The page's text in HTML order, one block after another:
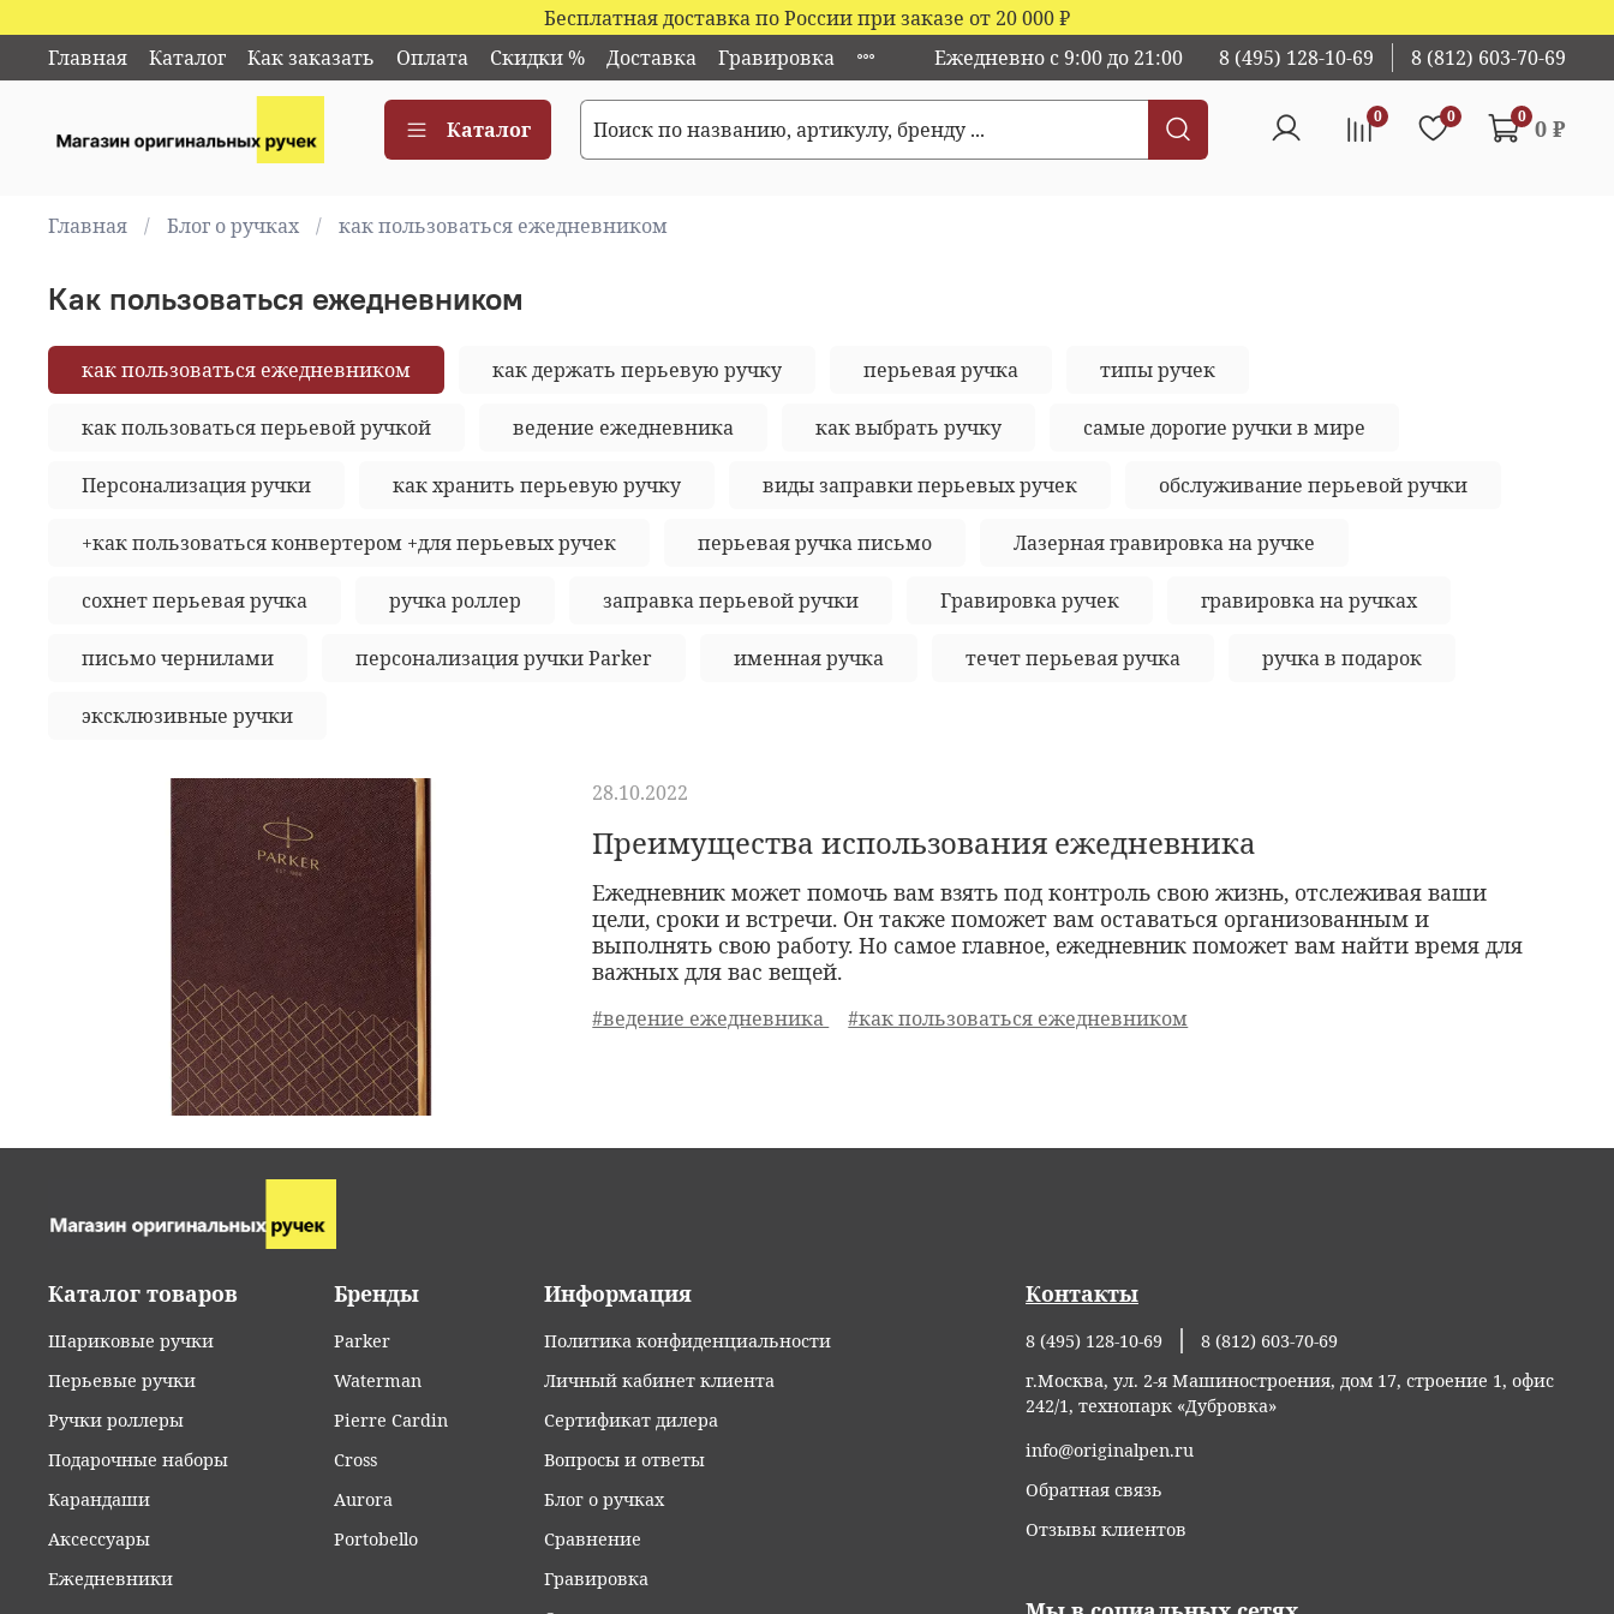
Бесплатная доставка по России при заказе от 20 000₽
Главная
Каталог Как заказать Оплата Скидки % Доставка Гравировка Ежедневно с 9:00 до 21:00 8 (495) 128-10-69 8 (812) 603-70-69
Каталог
0 0 0 0 ₽
Главная Блог о ручках как пользоваться ежедневником
как пользоваться ежедневником
как пользоваться ежедневником как держать перьевую ручку перьевая ручка типы ручек
как пользоваться перьевой ручкой ведение ежедневника как выбрать ручку самые дорогие ручки в мире
Персонализация ручки как хранить перьевую ручку виды заправки перьевых ручек обслуживание перьевой ручки
+как пользоваться конвертером +для перьевых ручек перьевая ручка письмо Лазерная гравировка на ручке
сохнет перьевая ручка ручка роллер заправка перьевой ручки Гравировка ручек гравировка на ручках
письмо чернилами персонализация ручки Parker именная ручка течет перьевая ручка ручка в подарок
эксклюзивные ручки
Преимущества использования ежедневника
Ежедневник может помочь вам взять под контроль свою жизнь, отслеживая ваши
цели, сроки и встречи. Он также поможет вам оставаться организованным и
выполнять свою работу. Но самое главное, ежедневник поможет вам найти время для
важных для вас вещей.
28.10.2022
#ведение ежедневника #как пользоваться ежедневником
Каталог товаров
Шариковые ручки
Перьевые ручки
Ручки роллеры
Подарочные наборы
Карандаши
Аксессуары
Ежедневники
Бренды
Parker
Waterman
Pierre Cardin
Cross
Aurora
Portobello
Информация
Политика конфиденциальности
Личный кабинет клиента
Сертификат дилера
Вопросы и ответы
Блог о ручках
Сравнение
Гравировка
Контакты
8 (495) 128-10-69
8 (812) 603-70-69
г.Москва, ул. 2-я Машиностроения, дом 17, строение 1, офис
242/1, технопарк «Дубровка»
info@originalpen.ru
Обратная связь
Отзывы клиентов